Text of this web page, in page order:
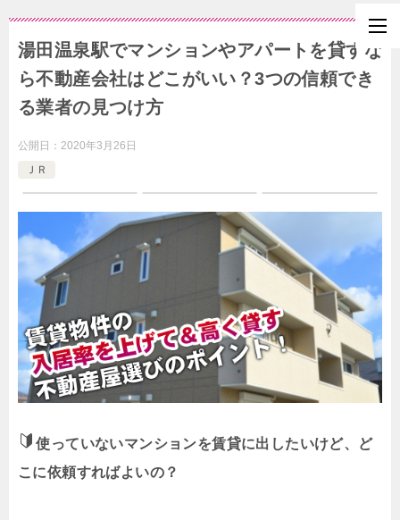
湯田温泉駅でマンションやアパートを貸すな
ら不動産会社はどこがいい？3つの信頼でき
る業者の見つけ方
公開日： 2020年3月26日
ＪＲ
使っていないマンションを賃貸に出したいけど、ど
こに依頼すればよいの？